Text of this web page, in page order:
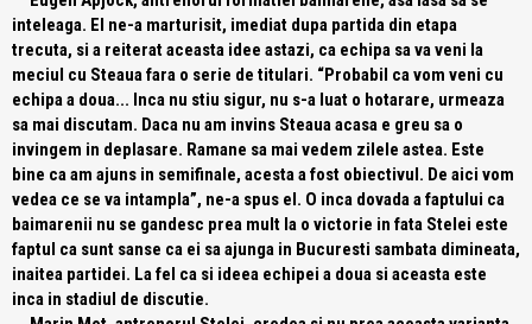
inteleaga. El ne-a marturisit, imediat dupa partida din etapa
trecuta, si a reiterat aceasta idee astazi, ca echipa sa va veni la
meciul cu Steaua fara o serie de titulari. “Probabil ca vom veni cu
echipa a doua... Inca nu stiu sigur, nu s-a luat o hotarare, urmeaza
sa mai discutam. Daca nu am invins Steaua acasa e greu sa o
invingem in deplasare. Ramane sa mai vedem zilele astea. Este
bine ca am ajuns in semifinale, acesta a fost obiectivul. De aici vom
vedea ce se va intampla”, ne-a spus el. O inca dovada a faptului ca
baimarenii nu se gandesc prea mult la o victorie in fata Stelei este
faptul ca sunt sanse ca ei sa ajunga in Bucuresti sambata dimineata,
inaitea partidei. La fel ca si ideea echipei a doua si aceasta este
inca in stadiul de discutie.